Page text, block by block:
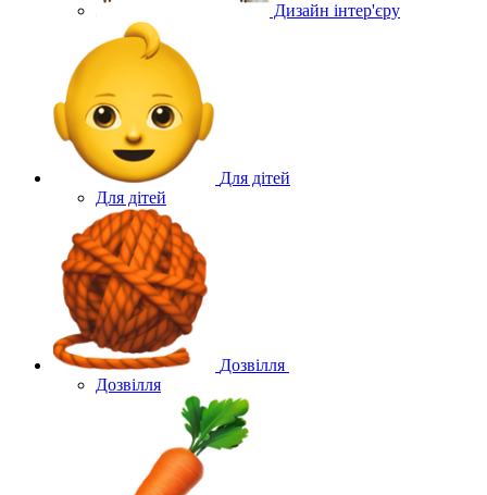
Дизайн інтер'єру
Для дітей
Для дітей
Дозвілля
Дозвілля